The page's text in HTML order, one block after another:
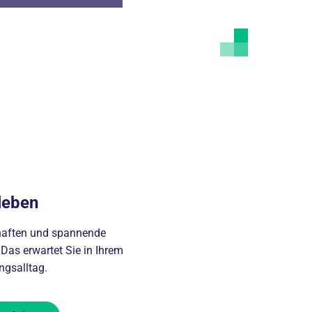
und spannende
erwartet Sie in Ihrem